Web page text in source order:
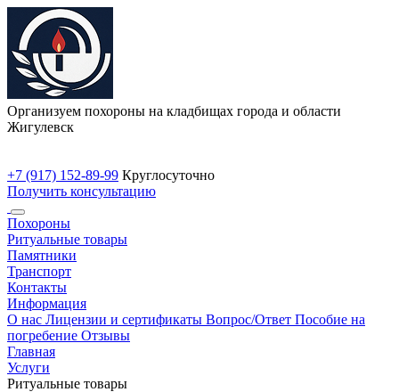
Организуем похороны на кладбищах города и области
Жигулевск
+7 (917) 152-89-99 Круглосуточно
Получить консультацию
Похороны
Ритуальные товары
Памятники
Транспорт
Контакты
Информация
О нас Лицензии и сертификаты Вопрос/Ответ Пособие на
погребение Отзывы
Главная
Услуги
Ритуальные товары